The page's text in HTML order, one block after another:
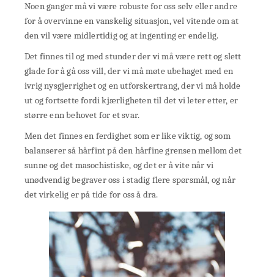
Noen ganger må vi være robuste for oss selv eller andre
for å overvinne en vanskelig situasjon, vel vitende om at
den vil være midlertidig og at ingenting er endelig.
Det finnes til og med stunder der vi må være rett og slett
glade for å gå oss vill, der vi må møte ubehaget med en
ivrig nysgjerrighet og en utforskertrang, der vi må holde
ut og fortsette fordi kjærligheten til det vi leter etter, er
større enn behovet for et svar.
Men det finnes en ferdighet som er like viktig, og som
balanserer så hårfint på den hårfine grensen mellom det
sunne og det masochistiske, og det er å vite når vi
unødvendig begraver oss i stadig flere spørsmål, og når
det virkelig er på tide for oss å dra.